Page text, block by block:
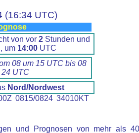
(16:34 UTC)
von vor 2Stunden und
um 14:00 UTC
08 um 15 UTC bis 08
24 UTC
Nord/Nordwest
0815/0824 34010KT
und Prognosen von mehr als